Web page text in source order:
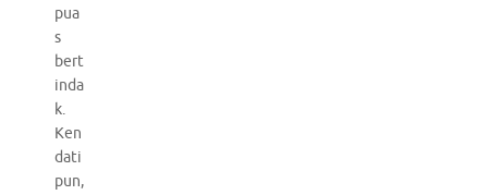
pua
s
bert
inda
k.
Ken
dati
pun,